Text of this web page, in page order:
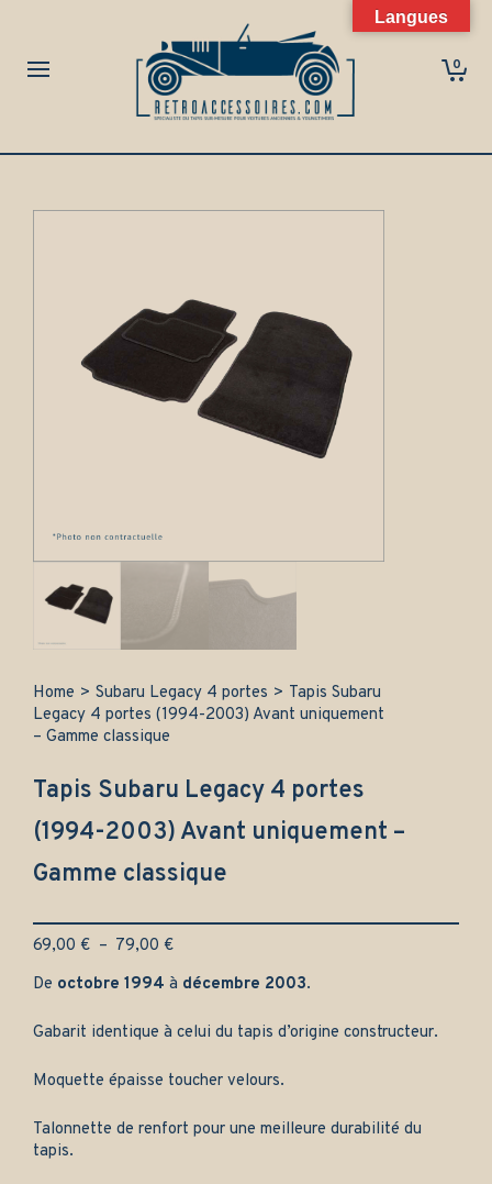
0
Home > Subaru Legacy 4 portes > Tapis Subaru
Legacy 4 portes (1994-2003) Avant uniquement
– Gamme classique
Tapis Subaru Legacy 4 portes
(1994-2003) Avant uniquement –
Gamme classique
69,00 € – 79,00 €Plage
prix :
à
De octobre 1994 à décembre 2003.
Gabarit identique à celui du tapis d’origine constructeur.
Moquette épaisse toucher velours.
Talonnette de renfort pour une meilleure durabilité du
tapis.
Langues